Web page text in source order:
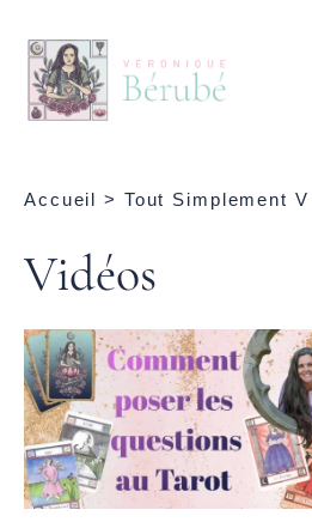
Accueil > Tout Simplement V
Vidéos